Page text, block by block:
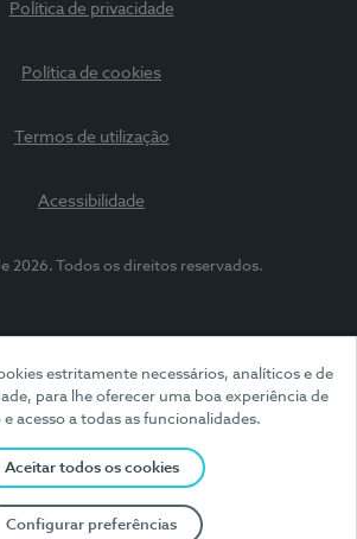
estritamente necessários, analíticos e de
para lhe oferecer uma boa experiência de
e acesso a todas as funcionalidades.
Aceitar todos os cookies
Configurar preferências
Política de privacidade
Política de cookies
Termos de utilização
Acessibilidade
2026. Todos os direitos reservados.